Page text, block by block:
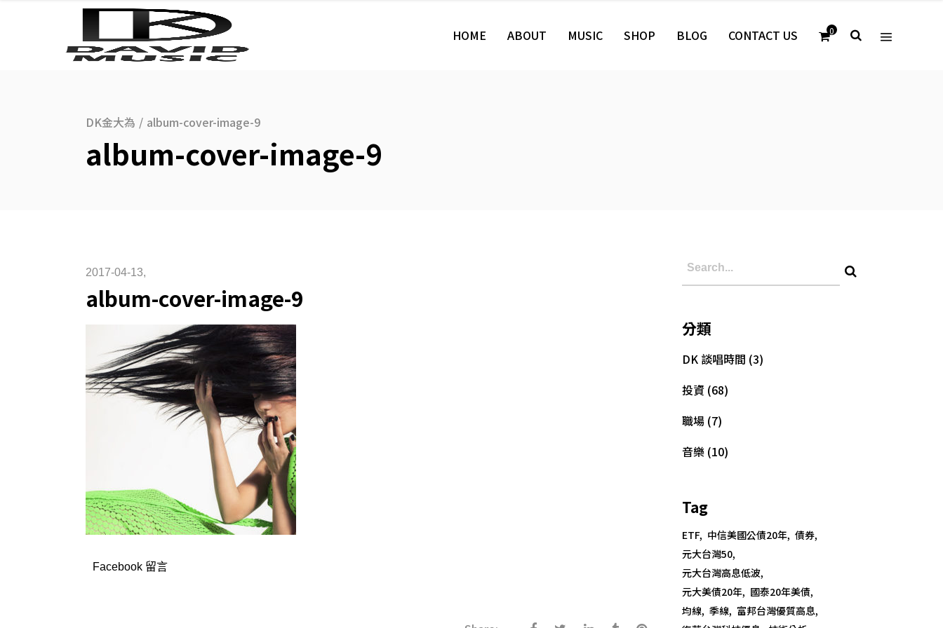
HOME ABOUT MUSIC SHOP BLOG CONTACT US 0
DK金大為 / album-cover-image-9
album-cover-image-9
2017-04-13
album-cover-image-9
Facebook 留言
分類
DK 談唱時間 (3)
投資 (68)
職場 (7)
音樂 (10)
Tag
ETF 中信美國公債20年 債券
元大台灣50
元大台灣高息低波
元大美債20年 國泰20年美債
均線 季線 富邦台灣優質高息